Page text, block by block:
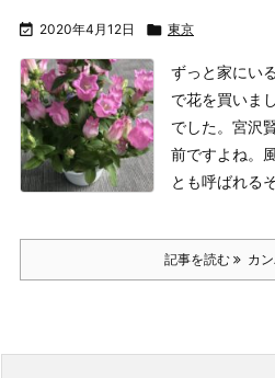
 2020年4月12日  東京
ずっと家にい
で花を買いまし
でした。 宮沢
前ですよね。
とも呼ばれる
記事を読む カ